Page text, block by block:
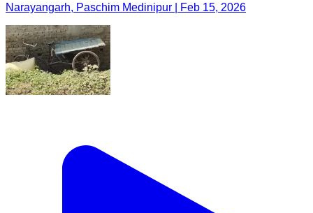
Narayangarh, Paschim Medinipur | Feb 15, 2026